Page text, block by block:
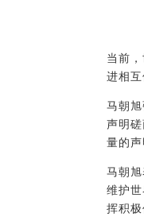
当前
进相
马朝
声明
量的声
马朝
维护
挥积极